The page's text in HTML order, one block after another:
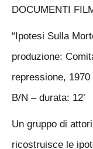
DOCUMENTI
“Ipotesi Sulla
produzione:
repressione, 1970
B/N – durata: 12’
Un gruppo di
ricostruisce le